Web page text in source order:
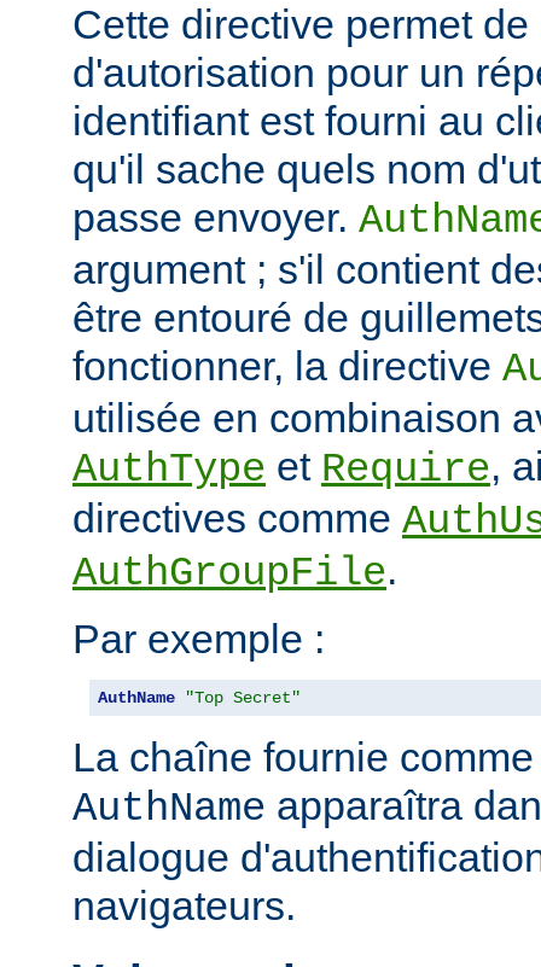
Cette directive permet
d'autorisation pour un
identifiant est fourni au
qu'il sache quels nom
passe envoyer.
argument ; s'il contient
être entouré de
fonctionner, la directive
utilisée en combinaison
AuthType et Require,
directives comme
AuthGroupFile.
Par exemple :
AuthName "Top Secret"
La chaîne fournie
AuthName apparaîtra
dialogue
navigateurs.